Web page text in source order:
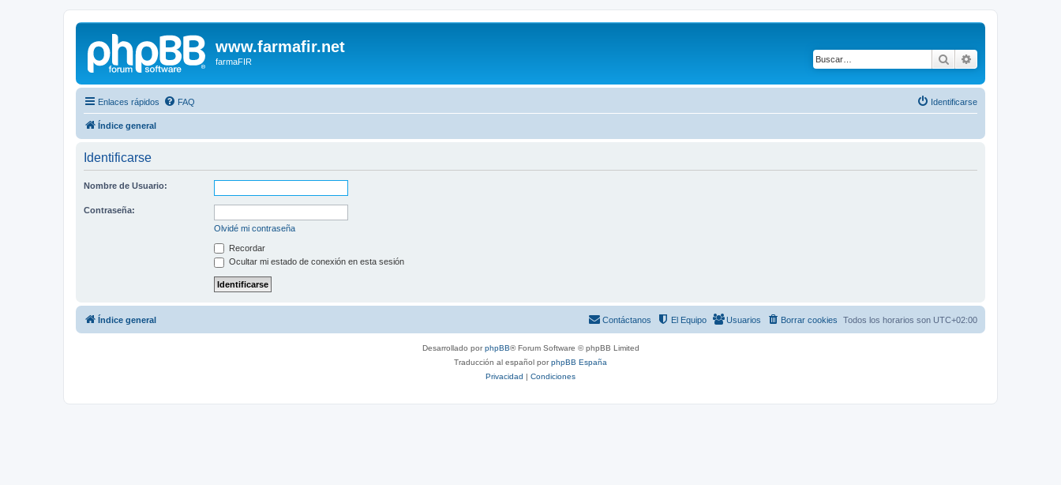
www.farmafir.net
farmaFIR Buscar
Enlaces rápidos FAQ Identificarse
Índice general
Identificarse
Nombre de Usuario:
Contraseña:
Olvidé mi contraseña
Recordar
Ocultar mi estado de conexión en esta sesión
Índice general Todos los horarios son UTC+02:00
Borrar cookies
Usuarios
El Equipo
Contáctanos
Desarrollado porphpBB® Forum Software © phpBB Limited
Traducción al español porphpBB España
Privacidad | Condiciones